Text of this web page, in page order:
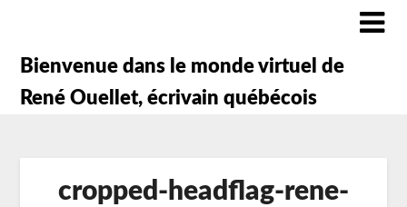
Bienvenue dans le monde virtuel de
René Ouellet, écrivain québécois
cropped-headflag-rene-